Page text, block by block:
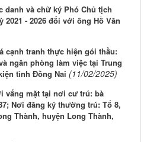
và chữ ký Phó Chủ tịch
2021 - 2026 đối với ông Hồ Văn
cạnh tranh thực hiện gói thầu:
ngăn phòng làm việc tại Trung
tỉnh Đồng Nai (11/02/2025)
vắng mặt tại nơi cư trú: bà
Nơi đăng ký thường trú: Tổ 8,
Thành, huyện Long Thành,